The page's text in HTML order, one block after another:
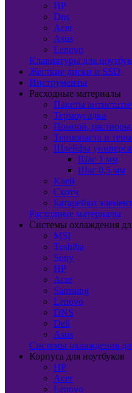
HP
Dns
Acer
Asus
Lenovo
Клавиатуры для
Жесткие диски и SSD
Инструменты
Расходные материалы
Пакеты
Термоусадка
Припой,
Термопаста и
Шлейфы
Шаг 1 мм
Шаг 0,5 мм
Клей
Скотч
Батарейки
Расходные материалы
Системы охлаждения
MSI
Toshiba
Sony
HP
Acer
Samsung
Lenovo
DNS
Dell
Asus
Системы охлаждения
Корпуса для ноутбуков
HP
Acer
Lenovo